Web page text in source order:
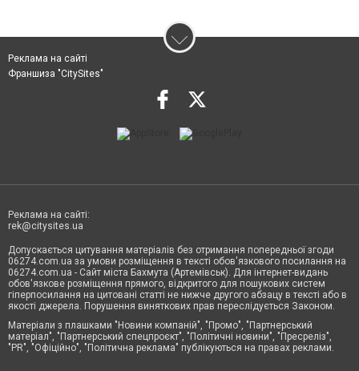
Реклама на сайті
Франшиза "CitySites"
Реклама на сайті:
rek@citysites.ua
Допускається цитування матеріалів без отримання попередньої згоди
06274.com.ua за умови розміщення в тексті обов'язкового посилання на
06274.com.ua - Сайт міста Бахмута (Артемівськ). Для інтернет-видань
обов'язкове розміщення прямого, відкритого для пошукових систем
гіперпосилання на цитовані статті не нижче другого абзацу в тексті або в
якості джерела. Порушення виняткових прав переслідується Законом.
Матеріали з плашками "Новини компаній", "Промо", "Партнерський
матеріал", "Партнерський спецпроєкт", "Політичні новини", "Пресреліз",
"PR", "Офіційно", "Політична реклама" публікуються на правах реклами.